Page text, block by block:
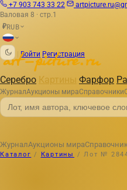
+7 903 743 33 22
Валовая 8 · стр.1
₽RUB
Войти Регистрация
Серебро Картины Фарфор
ЖурналАукционы мираСправочники
ЖурналАукционы мира
Каталог / Картины / Лот №